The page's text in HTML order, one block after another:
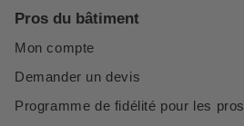
Pros du bâtiment
Mon compte
Demander un devis
Programme de fidélité pour les pros